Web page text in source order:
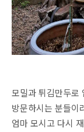
모밀과 튀김만두로
방문하시는 분들이
엄마 모시고 다시